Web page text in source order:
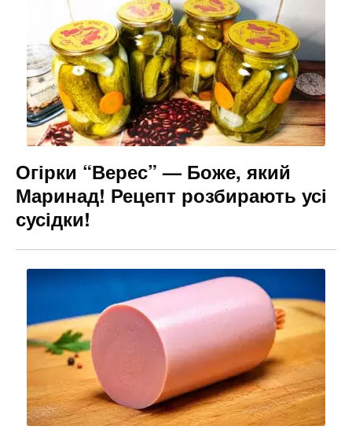
Огірки “Верес” — Боже, який
Маринад! Рецепт розбирають усі
сусідки!